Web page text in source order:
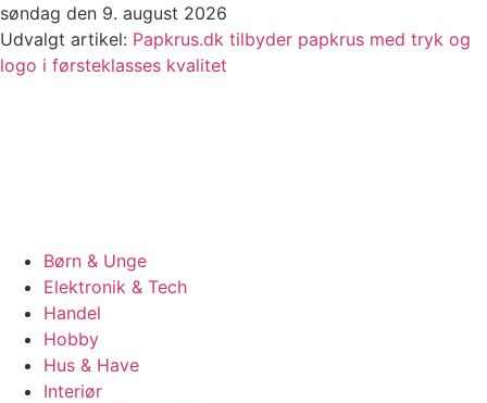
Videre
til
indhold
søndag den 9. august 2026
Udvalgt artikel: Papkrus.dk tilbyder papkrus med tryk og
logo i førsteklasses kvalitet
Børn & Unge
Elektronik & Tech
Handel
Hobby
Hus & Have
Interiør